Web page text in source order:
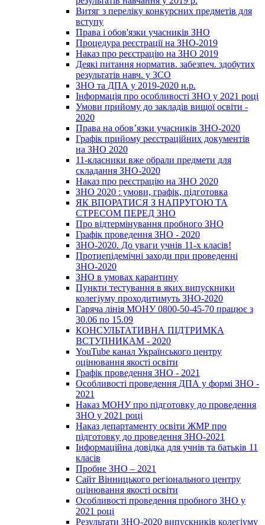
Витяг з переліку конкурсних предметів для
вступу
Права і обов'язки учасників ЗНО
Процедура реєстрації на ЗНО-2019
Наказ про реєстрацію на ЗНО 2019
Деякі питання норматив. забезпеч. здобутих
результатів навч. у ЗСО
ЗНО та ДПА у 2019-2020 н.р.
Інформація про особливості ЗНО у 2021 році
Умови прийому до закладів вищої освіти -
2020
Права на обов’язки учасників ЗНО-2020
Графік прийому реєстраційних документів
на ЗНО 2020
11-класники вже обрали предмети для
складання ЗНО-2020
Наказ про реєстрацію на ЗНО 2020
ЗНО 2020 : умови, графік, підготовка
ЯК ВПОРАТИСЯ З НАПРУГОЮ ТА
СТРЕСОМ ПЕРЕД ЗНО
Про відтермінування пробного ЗНО
Графік проведення ЗНО - 2020
ЗНО-2020. До уваги учнів 11-х класів!
Протиепідемічні заходи при проведенні
ЗНО-2020
ЗНО в умовах карантину
Пункти тестування в яких випускники
колегіуму проходитимуть ЗНО-2020
Гаряча лінія МОНУ 0800-50-45-70 працює з
30.06 по 15.09
КОНСУЛЬТАТИВНА ПІДТРИМКА
ВСТУПНИКАМ - 2020
YouTube канал Українського центру
оцінювання якості освіти
Графік проведення ЗНО - 2021
Особливості проведення ДПА у формі ЗНО -
2021
Наказ МОНУ про підготовку до проведення
ЗНО у 2021 році
Наказ департаменту освіти ЖМР про
підготовку до проведення ЗНО-2021
Інформаційна довідка для учнів та батьків 11
класів
Пробне ЗНО – 2021
Сайт Вінницького регіонального центру
оцінювання якості освіти
Особливості проведення пробного ЗНО у
2021 році
Результати ЗНО-2020 випускників колегіуму